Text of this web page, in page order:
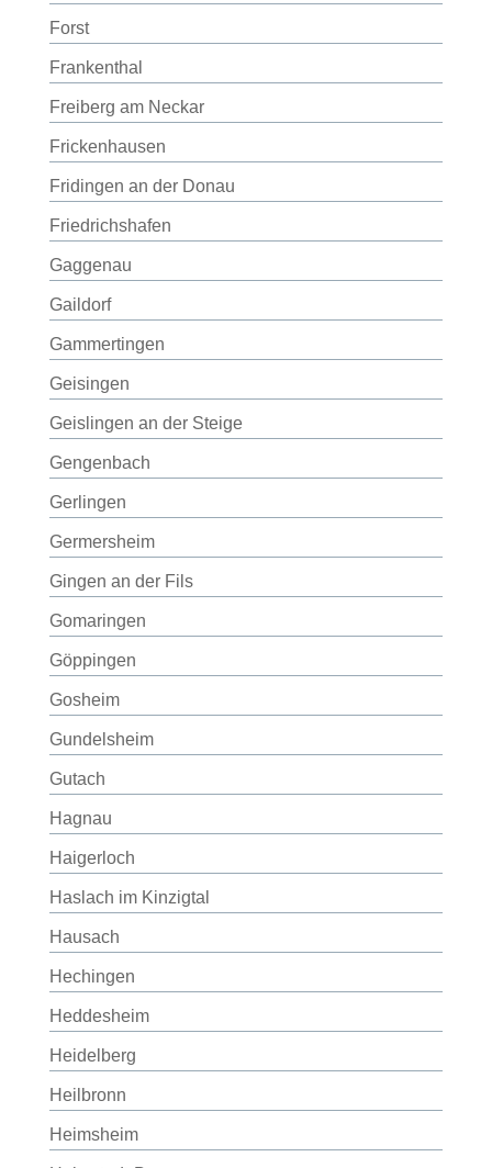
Forst
Frankenthal
Freiberg am Neckar
Frickenhausen
Fridingen an der Donau
Friedrichshafen
Gaggenau
Gaildorf
Gammertingen
Geisingen
Geislingen an der Steige
Gengenbach
Gerlingen
Germersheim
Gingen an der Fils
Gomaringen
Göppingen
Gosheim
Gundelsheim
Gutach
Hagnau
Haigerloch
Haslach im Kinzigtal
Hausach
Hechingen
Heddesheim
Heidelberg
Heilbronn
Heimsheim